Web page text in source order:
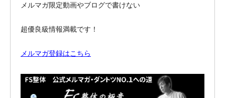
メルマガ限定動画やブログで書けない
超優良級情報満載です！
メルマガ登録はこちら